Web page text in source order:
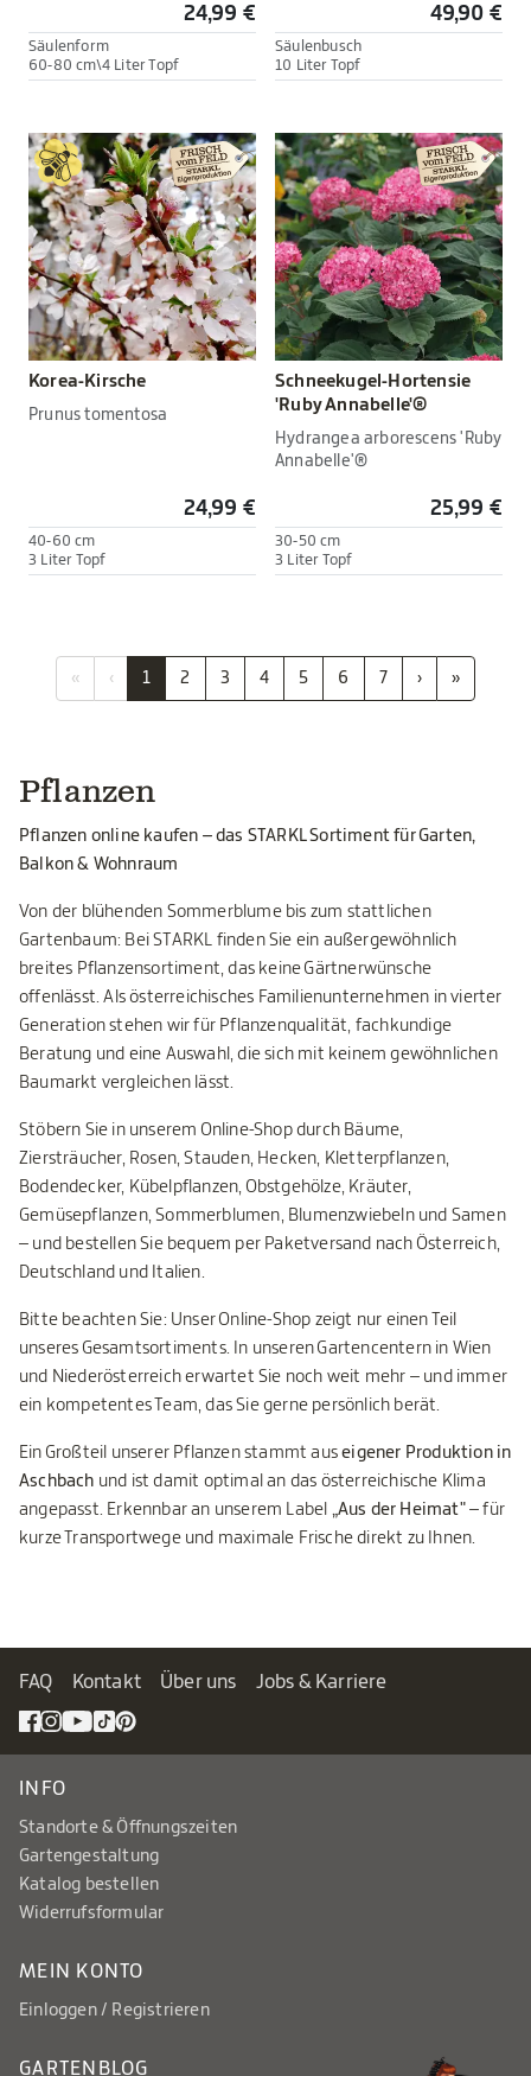
24,99 €
Säulenform
60-80 cm\4 Liter Topf
49,90 €
Säulenbusch
10 Liter Topf
Korea-Kirsche
Prunus tomentosa
24,99 €
40-60 cm
3 Liter Topf
Schneekugel-Hortensie
'Ruby Annabelle'®
Hydrangea arborescens 'Ruby
Annabelle'®
25,99 €
30-50 cm
3 Liter Topf
« ‹ 1 2 3 4 5 6 7 › »
Pflanzen
Pflanzen online kaufen – das STARKL Sortiment für Garten,
Balkon & Wohnraum
Von der blühenden Sommerblume bis zum stattlichen
Gartenbaum: Bei STARKL finden Sie ein außergewöhnlich
breites Pflanzensortiment, das keine Gärtnerwünsche
offenlässt. Als österreichisches Familienunternehmen in vierter
Generation stehen wir für Pflanzenqualität, fachkundige
Beratung und eine Auswahl, die sich mit keinem gewöhnlichen
Baumarkt vergleichen lässt.
Stöbern Sie in unserem Online-Shop durch Bäume,
Ziersträucher, Rosen, Stauden, Hecken, Kletterpflanzen,
Bodendecker, Kübelpflanzen, Obstgehölze, Kräuter,
Gemüsepflanzen, Sommerblumen, Blumenzwiebeln und Samen
– und bestellen Sie bequem per Paketversand nach Österreich,
Deutschland und Italien.
Bitte beachten Sie: Unser Online-Shop zeigt nur einen Teil
unseres Gesamtsortiments. In unseren Gartencentern in Wien
und Niederösterreich erwartet Sie noch weit mehr – und immer
ein kompetentes Team, das Sie gerne persönlich berät.
Ein Großteil unserer Pflanzen stammt auseigener Produktion in
Aschbach und ist damit optimal an das österreichische Klima
angepasst. Erkennbar an unserem Label „Aus der Heimat"– für
kurze Transportwege und maximale Frische direkt zu Ihnen.
FAQ Kontakt Über uns Jobs & Karriere
INFO
Standorte & Öffnungszeiten
Gartengestaltung
Katalog bestellen
Widerrufsformular
MEIN KONTO
Einloggen / Registrieren
GARTENBLOG